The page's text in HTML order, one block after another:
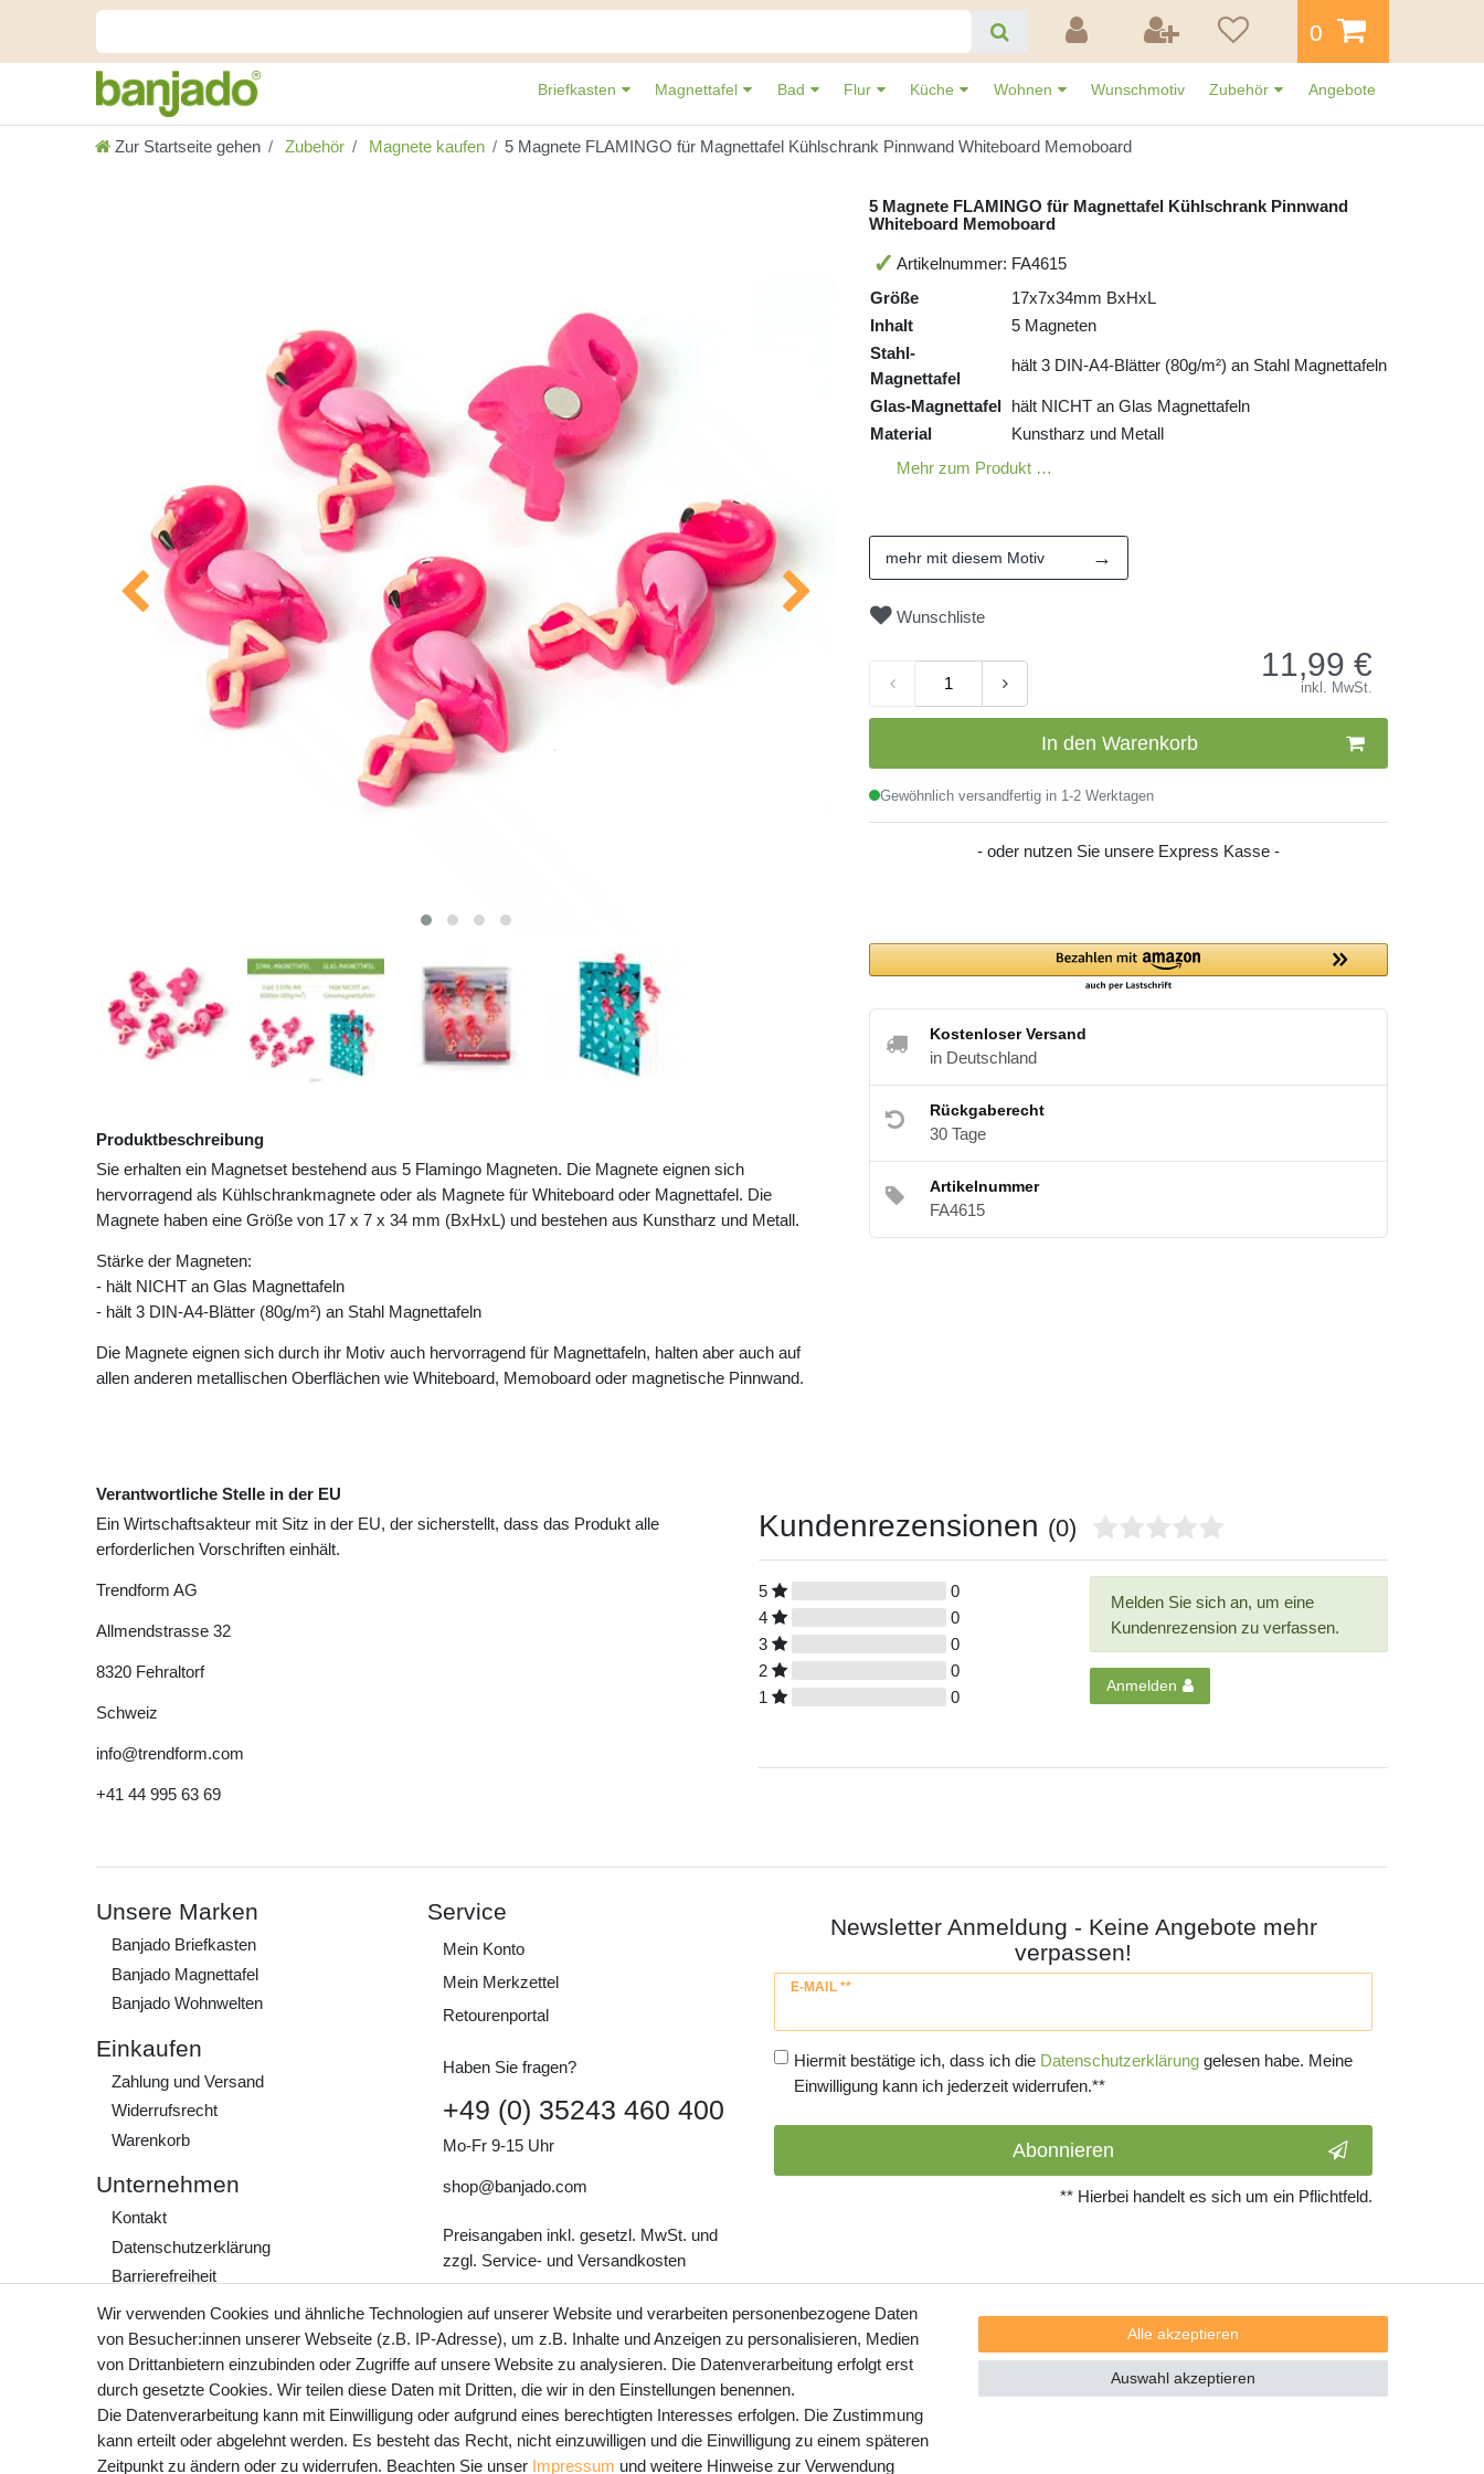
0
Briefkasten Magnettafel Bad Flur Küche Wohnen Wunschmotiv Zubehör Angebote
Zur Startseite gehen Zubehör Magnete kaufen 5 Magnete FLAMINGO für Magnettafel Kühlschrank Pinnwand Whiteboard Memoboard
Produktbeschreibung
Sie erhalten ein Magnetset bestehend aus 5 Flamingo Magneten. Die Magnete eignen sich
hervorragend als Kühlschrankmagnete oder als Magnete für Whiteboard oder Magnettafel. Die
Magnete haben eine Größe von 17 x 7 x 34 mm (BxHxL) und bestehen aus Kunstharz und Metall.
Stärke der Magneten:
- hält NICHT an Glas Magnettafeln
- hält 3 DIN-A4-Blätter (80g/m²) an Stahl Magnettafeln
Die Magnete eignen sich durch ihr Motiv auch hervorragend für Magnettafeln, halten aber auch auf
allen anderen metallischen Oberflächen wie Whiteboard, Memoboard oder magnetische Pinnwand.
5 Magnete FLAMINGO für Magnettafel Kühlschrank Pinnwand
Whiteboard Memoboard
Artikelnummer: FA4615
Größe
17x7x34mm BxHxL
Inhalt
5 Magneten
Stahl-
Magnettafel
hält 3 DIN-A4-Blätter (80g/m²) an Stahl Magnettafeln
Glas-Magnettafel hält NICHT an Glas Magnettafeln
Material
Kunstharz und Metall
Mehr zum Produkt …
mehr mit diesem Motiv →
Wunschliste
11,99 €
inkl. MwSt.
In den Warenkorb
Gewöhnlich versandfertig in 1-2 Werktagen
- oder nutzen Sie unsere Express Kasse -
Kostenloser Versand
in Deutschland
Rückgaberecht
30 Tage
Artikelnummer
FA4615
Verantwortliche Stelle in der EU
Ein Wirtschaftsakteur mit Sitz in der EU, der sicherstellt, dass das Produkt alle
erforderlichen Vorschriften einhält.
Trendform AG
Allmendstrasse 32
8320 Fehraltorf
Schweiz
info@trendform.com
+41 44 995 63 69
Kundenrezensionen (0)
5
0
4
0
3
0
2
0
1
0
Melden Sie sich an, um eine
Kundenrezension zu verfassen.
Anmelden
Unsere Marken
Banjado Briefkasten
Banjado Magnettafel
Banjado Wohnwelten
Einkaufen
Zahlung und Versand
Widerrufs­recht
Warenkorb
Unternehmen
Kontakt
Daten­schutz­erklärung
Barrierefreiheit
AGB
Impressum
Werde Teil unserer
Community
Service
Mein Konto
Mein Merkzettel
Retourenportal
Haben Sie fragen?
+49 (0) 35243 460 400
Mo-Fr 9-15 Uhr
shop@banjado.com
Preisangaben inkl. gesetzl. MwSt. und
zzgl. Service- und Versandkosten
Newsletter Anmeldung - Keine Angebote mehr
verpassen!
E-MAIL **
Newsletter
Hiermit bestätige ich, dass ich die Daten­schutz­erklärunggelesen habe. Meine
Einwilligung kann ich jederzeit widerrufen.**
Abonnieren
** Hierbei handelt es sich um ein Pflichtfeld.
Wir verwenden Cookies und ähnliche Technologien auf unserer Website und verarbeiten personenbezogene Daten
von Besucher:innen unserer Webseite (z.B. IP-Adresse), um z.B. Inhalte und Anzeigen zu personalisieren, Medien
von Drittanbietern einzubinden oder Zugriffe auf unsere Website zu analysieren. Die Datenverarbeitung erfolgt erst
durch gesetzte Cookies. Wir teilen diese Daten mit Dritten, die wir in den Einstellungen benennen.
Die Datenverarbeitung kann mit Einwilligung oder aufgrund eines berechtigten Interesses erfolgen. Die Zustimmung
kann erteilt oder abgelehnt werden. Es besteht das Recht, nicht einzuwilligen und die Einwilligung zu einem späteren
Zeitpunkt zu ändern oder zu widerrufen. Beachten Sie unser Impressum und weitere Hinweise zur Verwendung
Alle akzeptieren
Auswahl akzeptieren